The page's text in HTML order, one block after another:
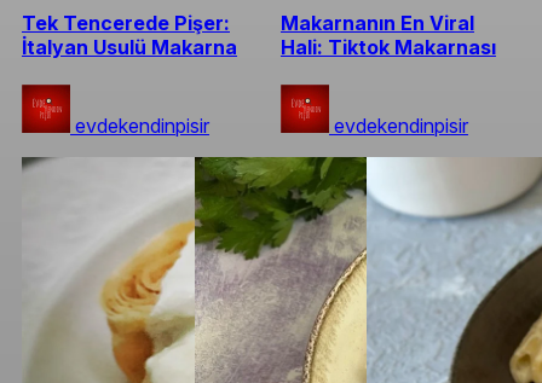
Tek Tencerede Pişer:
İtalyan Usulü Makarna
evdekendinpisir
Makarnanın En Viral
Hali: Tiktok Makarnası
evdekendinpisir